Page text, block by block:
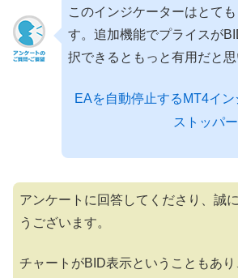
このインジケーターはとて
す。追加機能でプライスが
択できるともっと有用だと思
EAを自動停止するMT4イ
ストッパ
アンケートに回答してくださり、誠
うございます。
チャートがBID表示ということもあ